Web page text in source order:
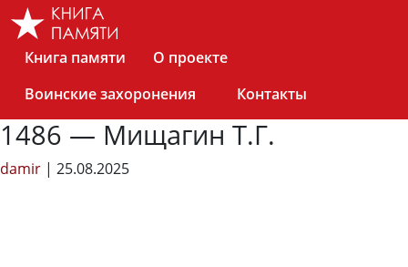
Skip
Книга памяти
О проекте
Воинские захоронения
Контакты
1486 — Мищагин Т.Г.
damir | 25.08.2025